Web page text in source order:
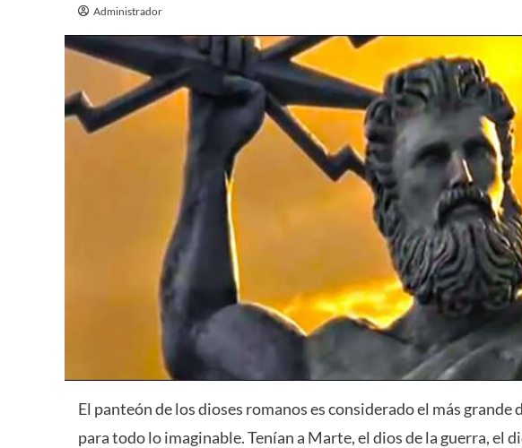
Administrador
El panteón de los dioses romanos es considerado el más
para todo lo imaginable. Tenían a Marte, el dios de la guerra, el